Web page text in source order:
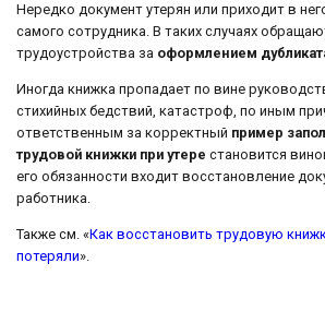
Нередко документ утерян или приходит в
самого сотрудника. В таких случаях
трудоустройства за оформлением
Иногда книжка пропадает по вине
стихийных бедствий, катастроф, по иным
ответственным за корректный пример
трудовой книжки при утере становится
его обязанности входит восстановление
работника.
Также см. «Как восстановить трудовую
потеряли».